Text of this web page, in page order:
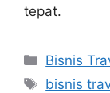
tepat.
Bisnis
Tags
bisnis